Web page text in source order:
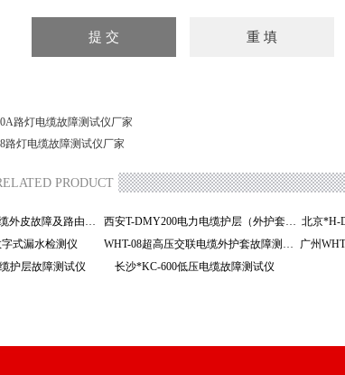
路灯电缆故障测试仪厂家
路灯电缆故障测试仪厂家
PRODUCT
济南HGT-2000光电缆外皮故障及路由定位仪 西安T-DMY200电力电缆护层（外护套） 北京*H-
字式漏水检测仪
WHT-08超高压交联电缆外护套故障测试仪
护层故障测试仪
长沙*KC-600低压电缆故障测试仪